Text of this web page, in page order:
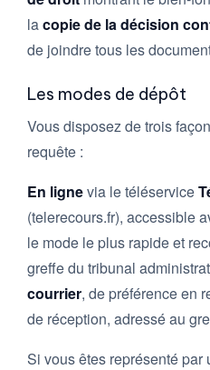
lacopie de la décision
de joindre tous les
Les modes de dépôt
Vous disposez de trois
requête :
En lignevia le téléservice
(telerecours.fr), accessible
le mode le plus rapide et
greffe du tribunal
courrier, de préférence en
de réception, adressé au
Si vous êtes représenté par